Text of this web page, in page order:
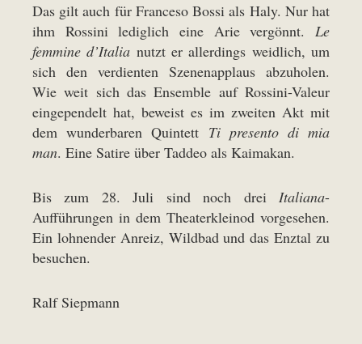
Das gilt auch für Franceso Bossi als Haly. Nur hat
ihm Rossini lediglich eine Arie vergönnt. Le
femmine d’Italia nutzt er allerdings weidlich, um
sich den verdienten Szenenapplaus abzuholen.
Wie weit sich das Ensemble auf Rossini-Valeur
eingependelt hat, beweist es im zweiten Akt mit
dem wunderbaren Quintett Ti presento di mia
man. Eine Satire über Taddeo als Kaimakan.
Bis zum 28. Juli sind noch drei Italiana-
Aufführungen in dem Theaterkleinod vorgesehen.
Ein lohnender Anreiz, Wildbad und das Enztal zu
besuchen.
Ralf Siepmann